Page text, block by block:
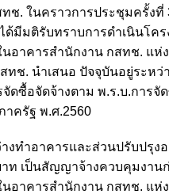
ช. ในคราวการประชุมครั้งที่
ด้มีมติรับทราบการดำเนินโค
นอาคารสำนักงาน กสทช. แห่
ทช. นำเสนอ ปัจจุบันอยู่ระหว่
ดซื้อจัดจ้างตาม พ.ร.บ.การจั
ครัฐ พ.ศ.2560
างทำอาคารและส่วนปรับปรุง
ท เป็นสัญญาจ้างควบคุมงาน
นอาคารสำนักงาน กสทช. แห่